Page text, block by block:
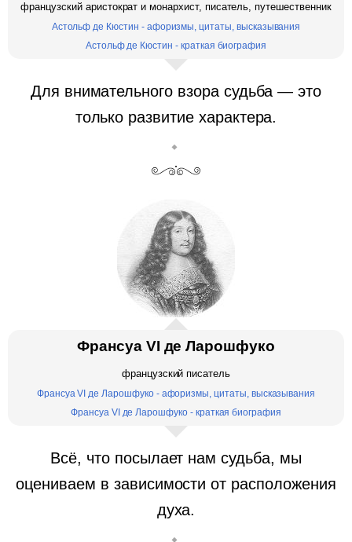
французский аристократ и монархист, писатель, путешественник
Астольф де Кюстин - афоризмы, цитаты, высказывания
Астольф де Кюстин - краткая биография
Для внимательного взора судьба — это
только развитие характера.
Франсуа VI де Ларошфуко
французский писатель
Франсуа VI де Ларошфуко - афоризмы, цитаты, высказывания
Франсуа VI де Ларошфуко - краткая биография
Всё, что посылает нам судьба, мы
оцениваем в зависимости от расположения
духа.